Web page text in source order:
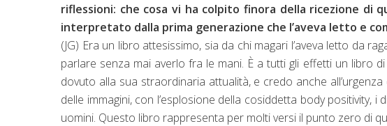
riflessioni: che cosa vi ha colpito finora della ricezione di
interpretato dalla prima generazione che l’aveva letto e
(JG) Era un libro attesissimo, sia da chi magari l’aveva letto da
parlare senza mai averlo fra le mani. È a tutti gli effetti un libro
dovuto alla sua straordinaria attualità, e credo anche
delle immagini, con l’esplosione della cosiddetta body positivity,
uomini. Questo libro rappresenta per molti versi il punto zero di